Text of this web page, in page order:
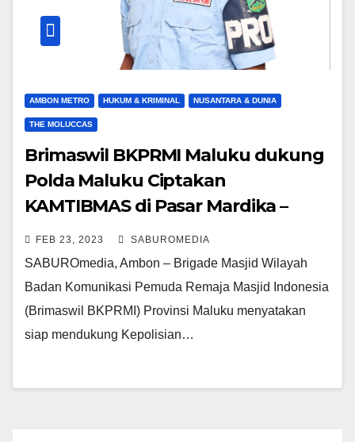
AMBON METRO HUKUM & KRIMINAL NUSANTARA & DUNIA
THE MOLUCCAS
Brimaswil BKPRMI Maluku dukung
Polda Maluku Ciptakan
KAMTIBMAS di Pasar Mardika –
Batu Merah
FEB 23, 2023 SABUROMEDIA
SABUROmedia, Ambon – Brigade Masjid Wilayah
Badan Komunikasi Pemuda Remaja Masjid Indonesia
(Brimaswil BKPRMI) Provinsi Maluku menyatakan
siap mendukung Kepolisian…